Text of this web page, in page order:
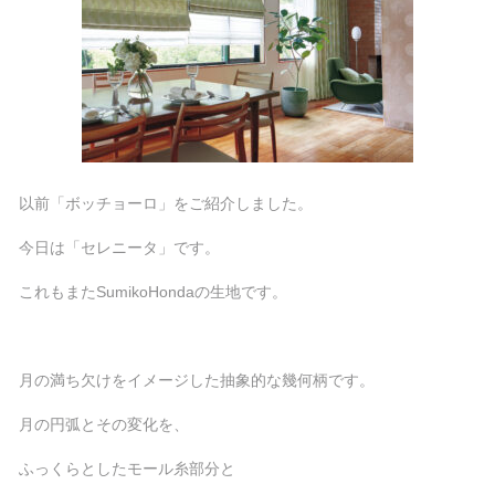
以前「ボッチョーロ」をご紹介しました。
今日は「セレニータ」です。
これもまたSumikoHondaの生地です。
月の満ち欠けをイメージした抽象的な幾何柄です。
月の円弧とその変化を、
ふっくらとしたモール糸部分と